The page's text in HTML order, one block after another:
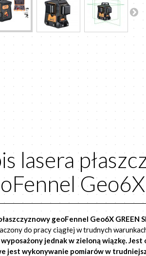
lasera
geoFennel Geo6X GREEN
do pracy ciągłej w trudnych
wyposażony jednak w zieloną wiązkę.Jest
jest wykonywanie pomiarów w